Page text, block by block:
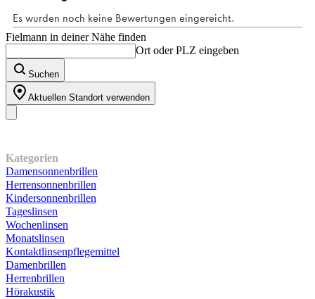
Fielmann in deiner Nähe finden
Ort oder PLZ eingeben
Suchen
Aktuellen Standort verwenden
Kategorien
Damensonnenbrillen
Herrensonnenbrillen
Kindersonnenbrillen
Tageslinsen
Wochenlinsen
Monatslinsen
Kontaktlinsenpflegemittel
Damenbrillen
Herrenbrillen
Hörakustik